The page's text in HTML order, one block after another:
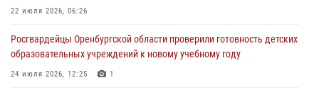
24 июля 2026, 12:25
При силовой поддержке ОМОН «Кобра» Росгвардии в Оренбурге
проведён рейд по строительным объектам
23 июля 2026, 10:47
22 июля 2026, 06:26
Росгвардейцы Оренбургской области проверили готовность детских
образовательных учреждений к новому учебному году
24 июля 2026, 12:25 1